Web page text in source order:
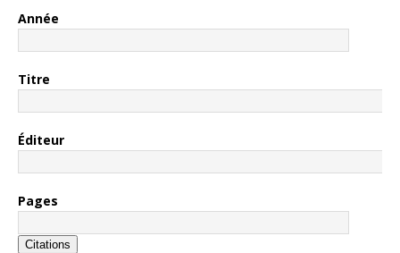
Année
Titre
Éditeur
Pages
Citations